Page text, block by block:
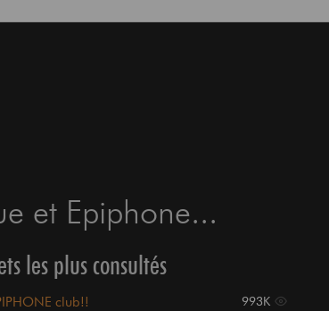
et Epiphone...
les plus consultés
club!! 993K